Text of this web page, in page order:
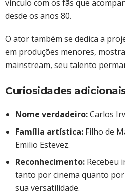
vínculo com os fãs que
desde os anos 80.
O ator também se dedica a
em produções menores,
mainstream, seu talento
Curiosidades
Nome verdadeiro:Carlos
Família artística: Filho de
Emilio Estevez.
Reconhecimento: Recebeu
tanto por cinema quanto
sua versatilidade.